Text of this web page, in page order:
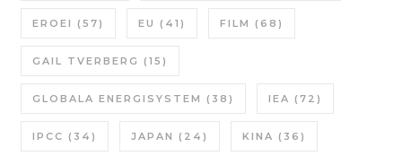
EROEI (57) EU (41) FILM (68)
GAIL TVERBERG (15)
GLOBALA ENERGISYSTEM (38) IEA (72)
IPCC (34) JAPAN (24) KINA (36)